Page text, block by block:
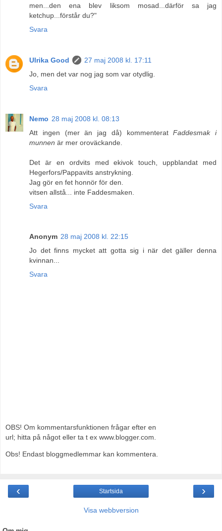
men...den ena blev liksom mosad...därför sa jag
ketchup...förstår du?"
Svara
Ulrika Good
27 maj 2008 kl. 17:11
Jo, men det var nog jag som var otydlig.
Svara
Nemo 28 maj 2008 kl. 08:13
Att ingen (mer än jag då) kommenteratFaddesmak i
munnen är mer oroväckande.
Det är en ordvits med ekivok touch, uppblandat med
Hegerfors/Pappavits anstrykning.
Jag gör en fet honnör för den.
vitsen allstå... inte Faddesmaken.
Svara
Anonym 28 maj 2008 kl. 22:15
Jo det finns mycket att gotta sig i när det gäller denna
kvinnan...
Svara
OBS! Om kommentarsfunktionen frågar efter en
url; hitta på något eller ta t ex www.blogger.com.
Obs! Endast bloggmedlemmar kan kommentera.
‹ ›
Startsida
Visa webbversion